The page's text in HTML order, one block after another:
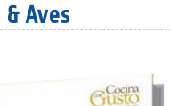
Aves